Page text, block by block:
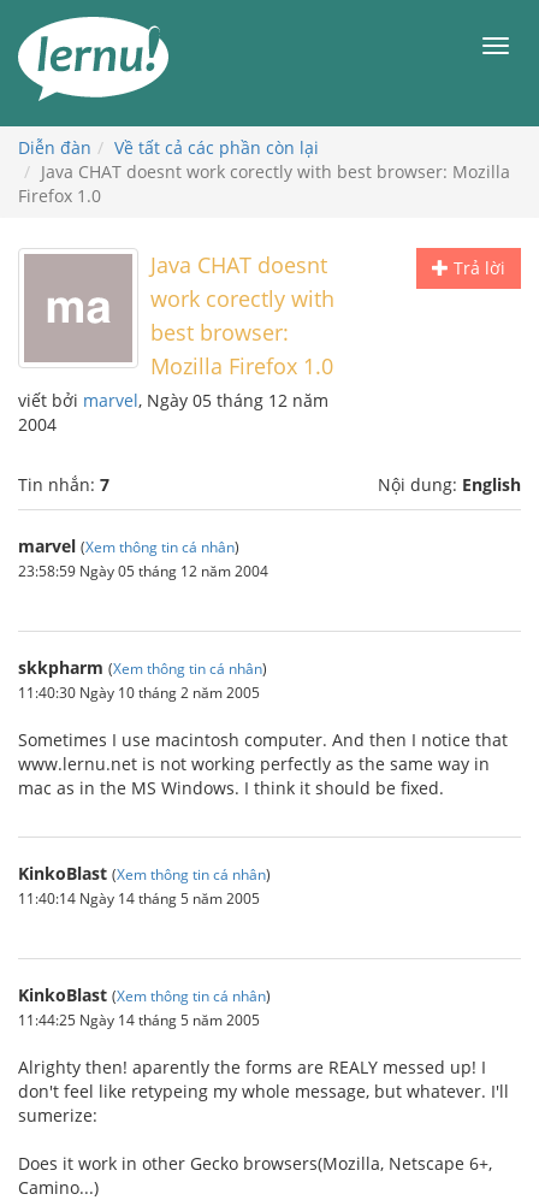
đến
phần
dung
Diễn đàn
Về tất cả các phần còn lại
Java CHAT doesnt work corectly with best browser: Mozilla
Firefox 1.0
Trả lời
Java CHAT doesnt
work corectly with
best browser:
Mozilla Firefox 1.0
viết bởi marvel, Ngày 05 tháng 12 năm
2004
Tin nhắn: 7 Nội dung: English
marvel (Xem thông tin cá nhân)
23:58:59 Ngày 05 tháng 12 năm 2004
skkpharm (Xem thông tin cá nhân)
11:40:30 Ngày 10 tháng 2 năm 2005
Sometimes I use macintosh computer. And then I notice that
www.lernu.net is not working perfectly as the same way in
mac as in the MS Windows. I think it should be fixed.
KinkoBlast (Xem thông tin cá nhân)
11:40:14 Ngày 14 tháng 5 năm 2005
KinkoBlast (Xem thông tin cá nhân)
11:44:25 Ngày 14 tháng 5 năm 2005
Alrighty then! aparently the forms are REALY messed up! I
don't feel like retypeing my whole message, but whatever. I'll
sumerize:
Does it work in other Gecko browsers(Mozilla, Netscape 6+,
Camino...)